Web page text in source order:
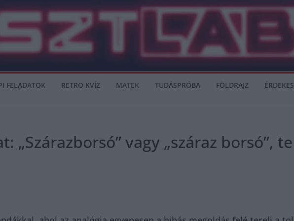
FELADATOK RETRO KVÍZ MATEK TUDÁSPRÓBA FÖLDRAJZ
„Szárazborsó” vagy „száraz borsó”,